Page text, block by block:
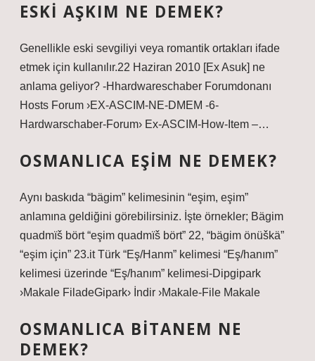
ESKI AŞKIM NE DEMEK?
Genellikle eski sevgiliyi veya romantik ortakları ifade
etmek için kullanılır.22 Haziran 2010 [Ex Asuk] ne
anlama geliyor? -Hhardwareschaber Forumdonanı
Hosts Forum ›EX-ASCIM-NE-DMEM -6-
Hardwarschaber-Forum› Ex-ASCIM-How-Item –…
OSMANLICA EŞIM NE DEMEK?
Aynı baskıda “bägim” kelimesinin “eşim, eşim”
anlamına geldiğini görebilirsiniz. İşte örnekler; Bägim
quadmïš bört “eşim quadmïš bört” 22, “bägim önüškä”
“eşim için” 23.it Türk “Eş/Hanm” kelimesi “Eş/hanım”
kelimesi üzerinde “Eş/hanım” kelimesi-Dipgipark
›Makale FiladeGipark› İndir ›Makale-File Makale
OSMANLICA BITANEM NE
DEMEK?